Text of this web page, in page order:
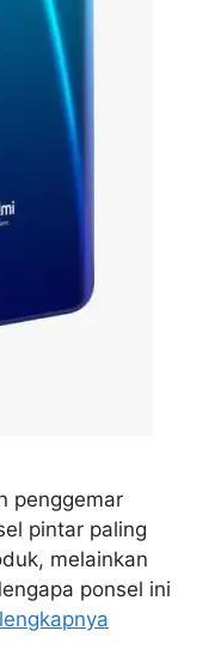
penggemar
pintar paling
melainkan
ponsel ini